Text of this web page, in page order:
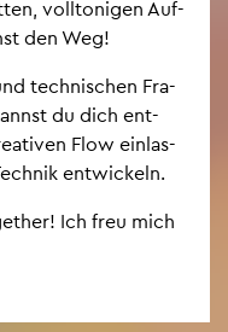
voll­to­ni­gen Auf­
den Weg!
tech­ni­schen Fra­
du dich ent­
Flow ein­las­
ent­wi­ckeln.
Ich freu mich